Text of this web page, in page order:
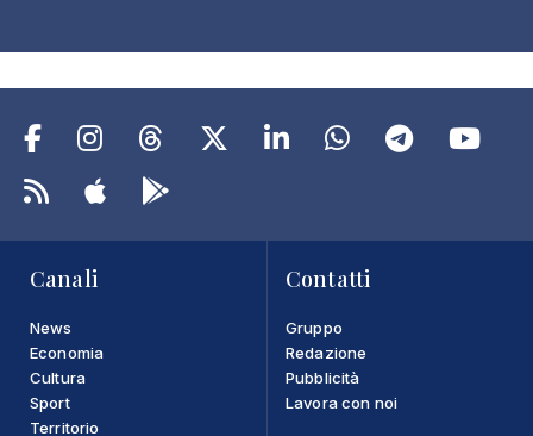
Canali
News
Economia
Cultura
Sport
Territorio
Contatti
Gruppo
Redazione
Pubblicità
Lavora con noi